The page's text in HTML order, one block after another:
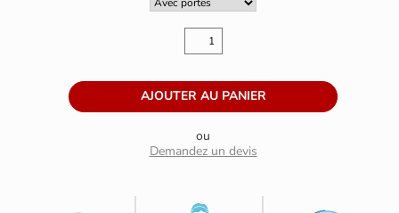
ou
Demandez un devis